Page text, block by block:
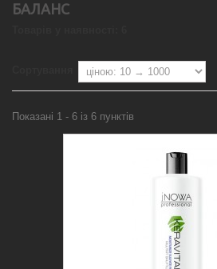
БАЛАНС
Показані 1 - 6 із 6 пунктів